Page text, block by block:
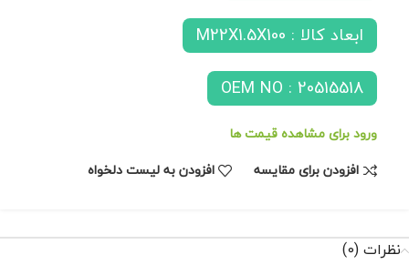
ابعاد کالا : M22X1.5X100
OEM NO : 20515518
ورود برای مشاهده قیمت ها
افزودن برای مقایسه
افزودن به لیست دلخواه
نظرات (0)